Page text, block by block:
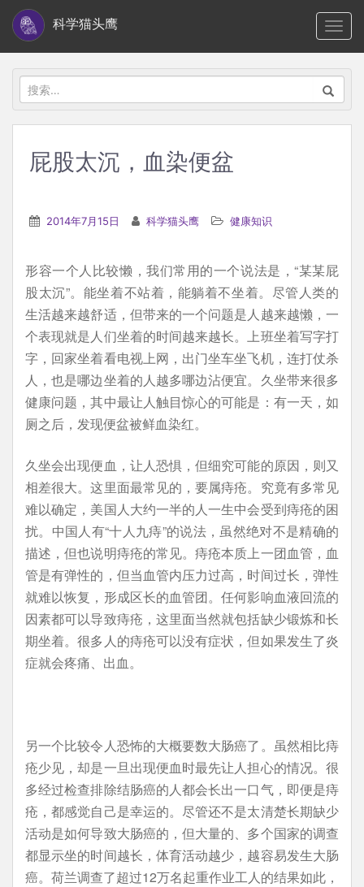
i
科学猫头鹰
搜
索：
屁股太沉，血染便盆
2014年7月15日 科学猫头鹰 健康知识
形容一个人比较懒，我们常用的一个说法是，“某某屁
股太沉”。能坐着不站着，能躺着不坐着。尽管人类的
生活越来越舒适，但带来的一个问题是人越来越懒，一
个表现就是人们坐着的时间越来越长。上班坐着写字打
字，回家坐着看电视上网，出门坐车坐飞机，连打仗杀
人，也是哪边坐着的人越多哪边沾便宜。久坐带来很多
健康问题，其中最让人触目惊心的可能是：有一天，如
厕之后，发现便盆被鲜血染红。
久坐会出现便血，让人恐惧，但细究可能的原因，则又
相差很大。这里面最常见的，要属痔疮。究竟有多常见
难以确定，美国人大约一半的人一生中会受到痔疮的困
扰。中国人有“十人九痔”的说法，虽然绝对不是精确的
描述，但也说明痔疮的常见。痔疮本质上一团血管，血
管是有弹性的，但当血管内压力过高，时间过长，弹性
就难以恢复，形成区长的血管团。任何影响血液回流的
因素都可以导致痔疮，这里面当然就包括缺少锻炼和长
期坐着。很多人的痔疮可以没有症状，但如果发生了炎
症就会疼痛、出血。
另一个比较令人恐怖的大概要数大肠癌了。虽然相比痔
疮少见，却是一旦出现便血时最先让人担心的情况。很
多经过检查排除结肠癌的人都会长出一口气，即便是痔
疮，都感觉自己是幸运的。尽管还不是太清楚长期缺少
活动是如何导致大肠癌的，但大量的、多个国家的调查
都显示坐的时间越长，体育活动越少，越容易发生大肠
癌。荷兰调查了超过12万名起重作业工人的结果如此，